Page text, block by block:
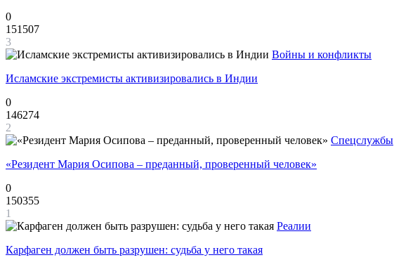
0
151507
3
Войны и конфликты
Исламские экстремисты активизировались в Индии
0
146274
2
Спецслужбы
«Резидент Мария Осипова – преданный, проверенный человек»
0
150355
1
Реалии
Карфаген должен быть разрушен: судьба у него такая